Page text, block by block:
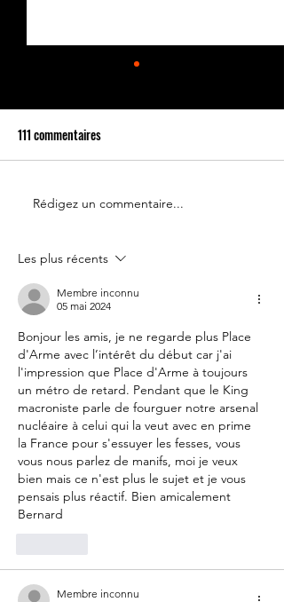
Le 14 juillet doit rester une
111 commentaires
Rédigez un commentaire...
Les plus récents
Membre inconnu
05 mai 2024
Bonjour les amis, je ne regarde plus Place
d'Arme avec l’intérêt du début car j'ai
l'impression que Place d'Arme à toujours
un métro de retard. Pendant que le King
macroniste parle de fourguer notre arsenal
nucléaire à celui qui la veut avec en prime
la France pour s'essuyer les fesses, vous
vous nous parlez de manifs, moi je veux
bien mais ce n'est plus le sujet et je vous
pensais plus réactif. Bien amicalement
Bernard
Membre inconnu